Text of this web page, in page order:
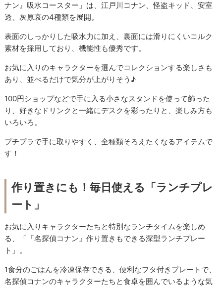
ナン』吸水コースター」は、江戸川コナン、怪盗キッド、安室
透、灰原哀の4種類を展開。
表面のしっかりした吸水力に加え、裏面には滑りにくいコルク
素材を採用しており、機能性も優秀です。
お気に入りのキャラクターを選んでコレクションする楽しさも
あり、並べるだけで気分が上がりそう♪
100円ショップなどで手に入る小さなスタンドを使って飾った
り、好きなドリンクと一緒にデスクを彩ったりと、楽しみ方も
いろいろ。
プチプラで手に取りやすく、全種類そろえたくなるアイテムで
す！
作り置きにも！毎日使える「ランチプレ
ート」
お気に入りキャラクターたちと特別なランチタイムを楽しめ
る、「『名探偵コナン』作り置きもできる深型ランチプレー
ト」。
1食分のごはんを冷凍保存できる、便利なフタ付きプレートで、
名探偵コナンのキャラクターたちと食卓を囲んでいるような気